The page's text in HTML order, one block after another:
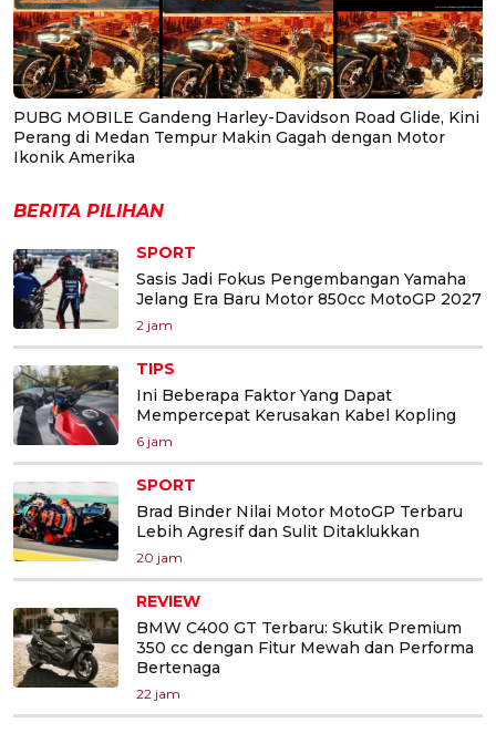
PUBG MOBILE Gandeng Harley-Davidson Road Glide, Kini
Perang di Medan Tempur Makin Gagah dengan Motor
Ikonik Amerika
BERITA PILIHAN
SPORT
Sasis Jadi Fokus Pengembangan Yamaha
Jelang Era Baru Motor 850cc MotoGP 2027
2 jam
TIPS
Ini Beberapa Faktor Yang Dapat
Mempercepat Kerusakan Kabel Kopling
6 jam
SPORT
Brad Binder Nilai Motor MotoGP Terbaru
Lebih Agresif dan Sulit Ditaklukkan
20 jam
REVIEW
BMW C400 GT Terbaru: Skutik Premium
350 cc dengan Fitur Mewah dan Performa
Bertenaga
22 jam